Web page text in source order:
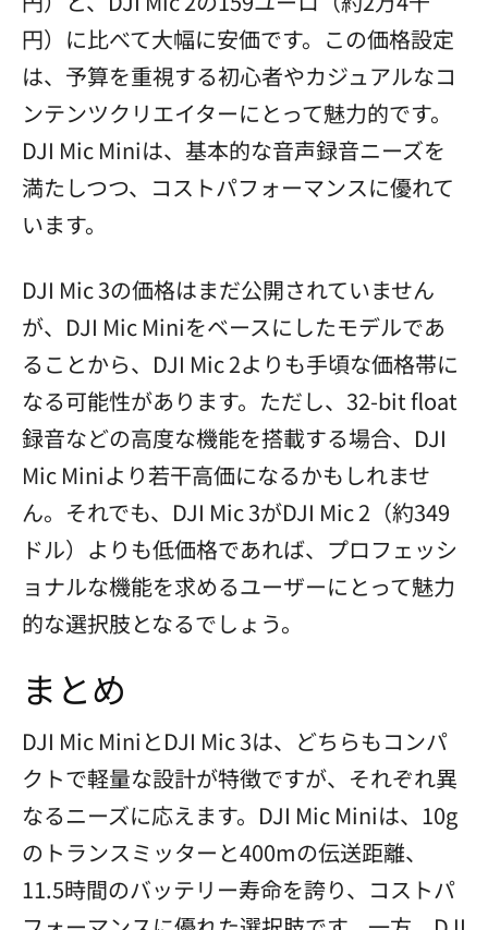
円）に比べて大幅に安価です。この価格設定
は、予算を重視する初心者やカジュアルなコ
ンテンツクリエイターにとって魅力的です。
DJI Mic Miniは、基本的な音声録音ニーズを
満たしつつ、コストパフォーマンスに優れて
います。
DJI Mic 3の価格はまだ公開されていません
が、DJI Mic Miniをベースにしたモデルであ
ることから、DJI Mic 2よりも手頃な価格帯に
なる可能性があります。ただし、32-bit float
録音などの高度な機能を搭載する場合、DJI
Mic Miniより若干高価になるかもしれませ
ん。それでも、DJI Mic 3がDJI Mic 2（約349
ドル）よりも低価格であれば、プロフェッシ
ョナルな機能を求めるユーザーにとって魅力
的な選択肢となるでしょう。
まとめ
DJI Mic MiniとDJI Mic 3は、どちらもコンパ
クトで軽量な設計が特徴ですが、それぞれ異
なるニーズに応えます。DJI Mic Miniは、10g
のトランスミッターと400mの伝送距離、
11.5時間のバッテリー寿命を誇り、コストパ